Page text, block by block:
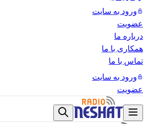
ورود به سایت
عضویت
درباره ما
همکاری با ما
تماس با ما
ورود به سایت
عضویت